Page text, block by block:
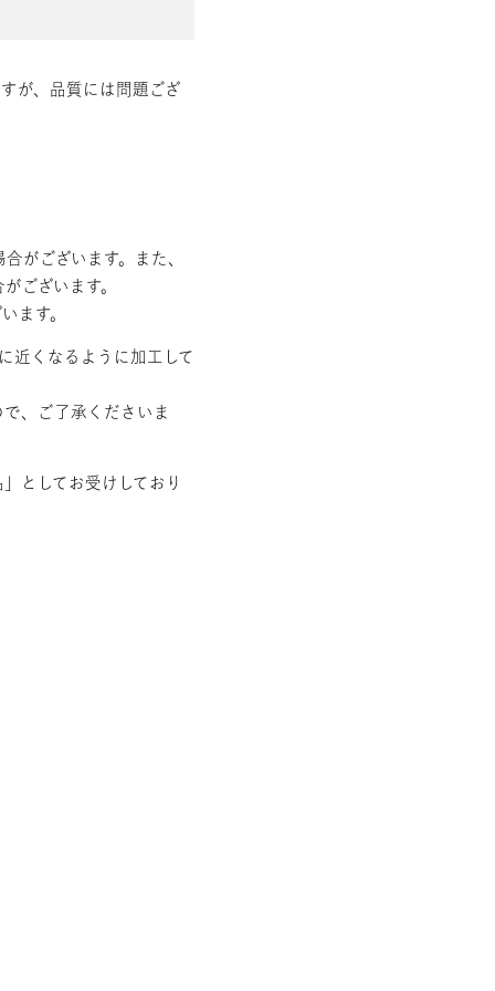
が、品質には問題ござ
がございます。また、
ございます。
ます。
近くなるように加工して
、ご了承くださいま
としてお受けしており